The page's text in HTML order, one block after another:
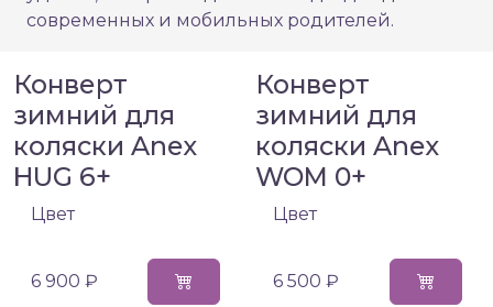
современных и мобильных родителей.
Конверт
зимний для
коляски Anex
HUG 6+
Цвет
6 900 ₽
Конверт
зимний для
коляски Anex
WOM 0+
Цвет
6 500 ₽